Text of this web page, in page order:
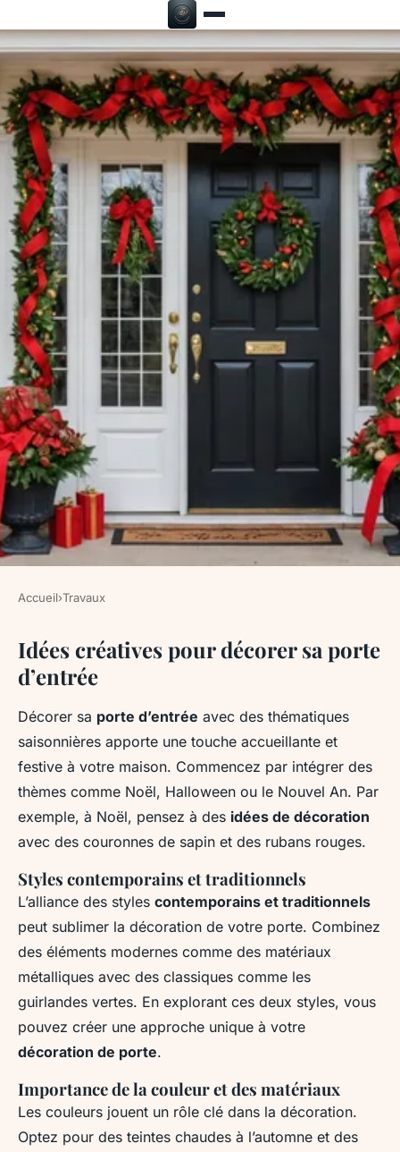
Décorer sa porte d'entrée pour
les fêtes
Louise•13 janvier 2025•6 min de lecture
Accueil›Travaux
Idées créatives pour décorer sa porte
d’entrée
Décorer sa porte d’entrée avec des thématiques
saisonnières apporte une touche accueillante et
festive à votre maison. Commencez par intégrer des
thèmes comme Noël, Halloween ou le Nouvel An. Par
exemple, à Noël, pensez à des idées de décoration
avec des couronnes de sapin et des rubans rouges.
Styles contemporains et traditionnels
L’alliance des styles contemporains et traditionnels
peut sublimer la décoration de votre porte. Combinez
des éléments modernes comme des matériaux
métalliques avec des classiques comme les
guirlandes vertes. En explorant ces deux styles, vous
pouvez créer une approche unique à votre
décoration de porte.
Importance de la couleur et des matériaux
Les couleurs jouent un rôle clé dans la décoration.
Optez pour des teintes chaudes à l’automne et des